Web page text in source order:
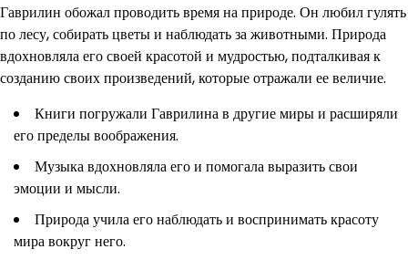
Гаврилин обожал проводить время на природе. Он любил гулять
по лесу, собирать цветы и наблюдать за животными. Природа
вдохновляла его своей красотой и мудростью, подталкивая к
созданию своих произведений, которые отражали ее величие.
Книги погружали Гаврилина в другие миры и расширяли
его пределы воображения.
Музыка вдохновляла его и помогала выразить свои
эмоции и мысли.
Природа учила его наблюдать и воспринимать красоту
мира вокруг него.